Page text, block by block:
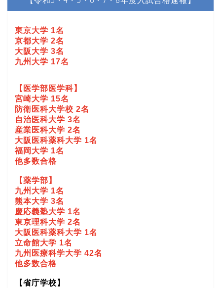
東京大学 1名
京都大学 2名
大阪大学 3名
九州大学 17名
【医学部医学科】
宮崎大学 15名
防衛医科大学校 2名
自治医科大学 3名
産業医科大学 2名
大阪医科薬科大学 1名
福岡大学 1名
他多数合格
【薬学部】
九州大学 1名
熊本大学 3名
慶応義塾大学 1名
東京理科大学 2名
大阪医科薬科大学 1名
立命館大学 1名
九州医療科学大学 42名
他多数合格
【省庁学校】